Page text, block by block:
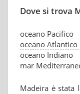
Dove si trova
oceano Pacifico
oceano Atlantico
oceano Indiano
mar
Madeira è stata